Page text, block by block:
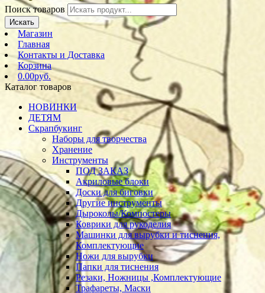
Поиск товаров
Искать
Магазин
Главная
Контакты и Доставка
Корзина
0.00руб.
Каталог товаров
НОВИНКИ
ДЕТЯМ
Скрапбукинг
Наборы для творчества
Хранение
Инструменты
ПОД ЗАКАЗ
Акриловые блоки
Доски для биговки
Другие инструменты
Дыроколы/Компостеры
Коврики для рукоделия
Машинки для вырубки и тиснения,
Комплектующие
Ножи для вырубки
Папки для тиснения
Резаки, Ножницы ,Комплектующие
Трафареты, Маски